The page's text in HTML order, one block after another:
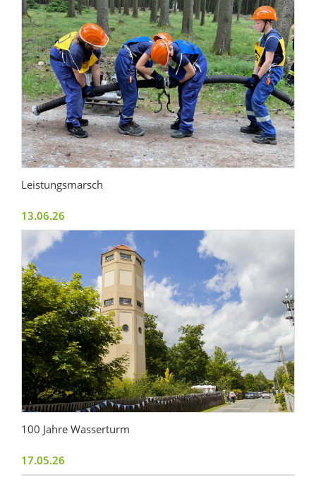
Leistungsmarsch
13.06.26
100 Jahre Wasserturm
17.05.26